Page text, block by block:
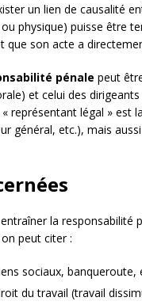
un lien de causalité
physique) puisse être
que son acte a
pénale peut
et celui des
représentant légal » est
général, etc.), mais
la responsabilité
peut citer :
sociaux, banqueroute,
du travail (travail